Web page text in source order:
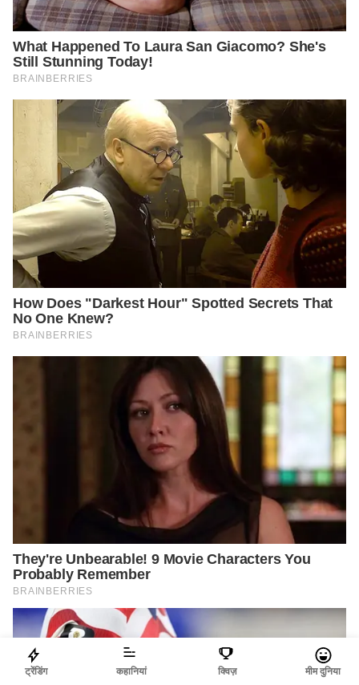
ट्रेंडिंग कहानियां क्विज़ मीम दुनिया